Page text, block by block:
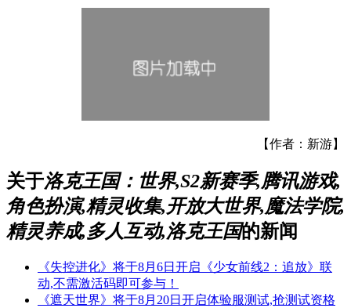
【作者：新游】
关于洛克王国：世界,S2新赛季,腾讯游戏,
角色扮演,精灵收集,开放大世界,魔法学院,
精灵养成,多人互动,洛克王国的新闻
《失控进化》将于8月6日开启《少女前线2：追放》联
动,不需激活码即可参与！
《遮天世界》将于8月20日开启体验服测试,抢测试资格